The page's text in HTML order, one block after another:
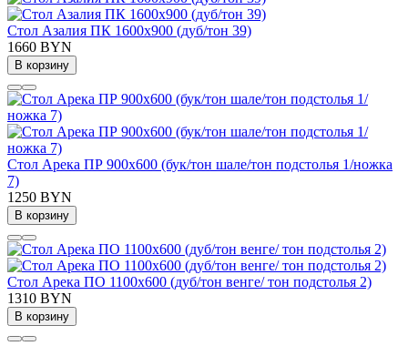
Стол Азалия ПК 1600х900 (дуб/тон 39)
1660 BYN
В корзину
Стол Арека ПР 900х600 (бук/тон шале/тон подстолья 1/ножка
7)
1250 BYN
В корзину
Стол Арека ПО 1100х600 (дуб/тон венге/ тон подстолья 2)
1310 BYN
В корзину